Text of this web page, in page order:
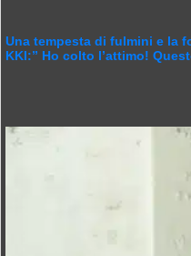
Una tempesta di fulmini e la
KKI:” Ho colto l’attimo!